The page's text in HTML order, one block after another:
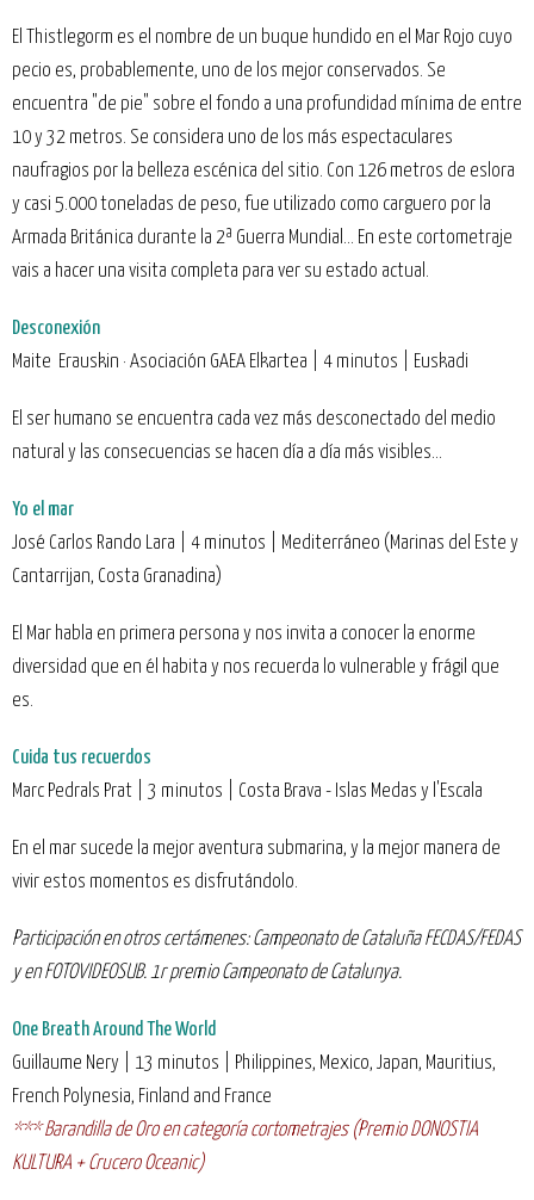
El Thistlegorm es el nombre de un buque hundido en el Mar Rojo cuyo
pecio es, probablemente, uno de los mejor conservados. Se
encuentra "de pie" sobre el fondo a una profundidad mínima de entre
10 y 32 metros. Se considera uno de los más espectaculares
naufragios por la belleza escénica del sitio. Con 126 metros de eslora
y casi 5.000 toneladas de peso, fue utilizado como carguero por la
Armada Británica durante la 2ª Guerra Mundial... En este cortometraje
vais a hacer una visita completa para ver su estado actual.
Desconexión
Maite Erauskin · Asociación GAEA Elkartea | 4 minutos | Euskadi
El ser humano se encuentra cada vez más desconectado del medio
natural y las consecuencias se hacen día a día más visibles...
Yo el mar
José Carlos Rando Lara | 4 minutos | Mediterráneo (Marinas del Este y
Cantarrijan, Costa Granadina)
El Mar habla en primera persona y nos invita a conocer la enorme
diversidad que en él habita y nos recuerda lo vulnerable y frágil que
es.
Cuida tus recuerdos
Marc Pedrals Prat | 3 minutos | Costa Brava - Islas Medas y l'Escala
En el mar sucede la mejor aventura submarina, y la mejor manera de
vivir estos momentos es disfrutándolo.
Participación en otros certámenes: Campeonato de Cataluña FECDAS/FEDAS
y en FOTOVIDEOSUB. 1r premio Campeonato de Catalunya.
One Breath Around The World
Guillaume Nery | 13 minutos | Philippines, Mexico, Japan, Mauritius,
French Polynesia, Finland and France
*** Barandilla de Oro en categoría cortometrajes (Premio DONOSTIA
KULTURA + Crucero Oceanic)